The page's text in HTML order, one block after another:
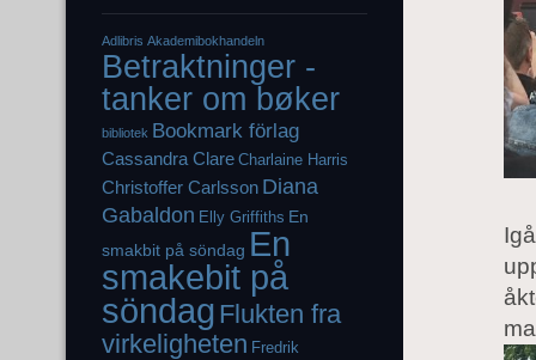
Adlibris Akademibokhandeln
Betraktninger -
tanker om bøker
bibliotek Bookmark förlag
Cassandra Clare Charlaine Harris
Christoffer Carlsson Diana
Gabaldon Elly Griffiths En
smakbit på söndag En
smakebit på
söndag Flukten fra
virkeligheten Fredrik